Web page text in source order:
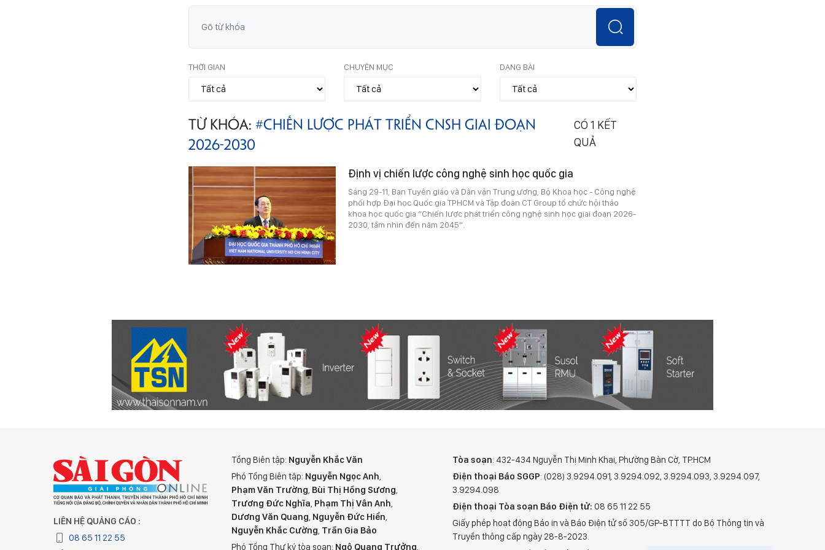
THỜI GIAN CHUYÊN MỤC DẠNG BÀI
TỪ KHÓA: #CHIẾN LƯỢC PHÁT TRIỂN CNSH GIAI ĐOẠN
2026-2030
CÓ1 KẾT
QUẢ
Định vị chiến lược công nghệ sinh học quốc gia
Sáng 29-11, Ban Tuyên giáo và Dân vận Trung ương, Bộ Khoa học - Công nghệ
phối hợp Đại học Quốc gia TPHCM và Tập đoàn CT Group tổ chức hội thảo
khoa học quốc gia “Chiến lược phát triển công nghệ sinh học giai đoạn 2026-
2030, tầm nhìn đến năm 2045”.
LIÊN HỆ QUẢNG CÁO :
08 65 11 22 55
Tổng Biên tập: Nguyễn Khắc Văn
Phó Tổng Biên tập: Nguyễn Ngọc Anh,
Phạm Văn Trường, Bùi Thị Hồng Sương,
Trương Đức Nghĩa, Phạm Thị Vân Anh,
Dương Văn Quang, Nguyễn Đức Hiển,
Nguyễn Khắc Cường, Trần Gia Bảo
Phó Tổng Thư ký tòa soạn: Ngô Quang Trưởng,
Tòa soạn: 432-434 Nguyễn Thị Minh Khai, Phường Bàn Cờ, TP.HCM
Điện thoại Báo SGGP: (028) 3.9294.091, 3.9294.092, 3.9294.093, 3.9294.097,
3.9294.098
Điện thoại Tòa soạn Báo Điện tử: 08 65 11 22 55
Giấy phép hoạt động Báo in và Báo Điện tử số 305/GP-BTTTT do Bộ Thông tin và
Truyền thông cấp ngày 28-8-2023.